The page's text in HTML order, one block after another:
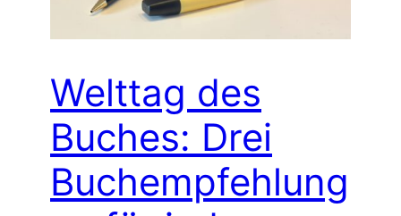
Welttag des
Buches: Drei
Buchempfehlung